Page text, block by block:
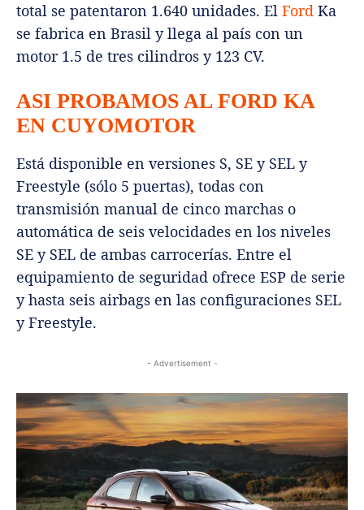
total se patentaron 1.640 unidades. El Ford Ka
se fabrica en Brasil y llega al país con un
motor 1.5 de tres cilindros y 123 CV.
ASI PROBAMOS AL FORD KA
EN CUYOMOTOR
Está disponible en versiones S, SE y SEL y
Freestyle (sólo 5 puertas), todas con
transmisión manual de cinco marchas o
automática de seis velocidades en los niveles
SE y SEL de ambas carrocerías. Entre el
equipamiento de seguridad ofrece ESP de serie
y hasta seis airbags en las configuraciones SEL
y Freestyle.
- Advertisement -